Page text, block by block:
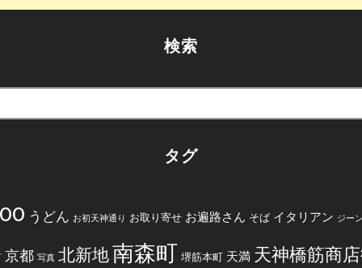
検索
タグ
うどん お初天神通り お取り寄せ お遍路さん そば イタリアン ジー
京都 写真 北新地南森町 堺筋本町 天満 天神橋筋商